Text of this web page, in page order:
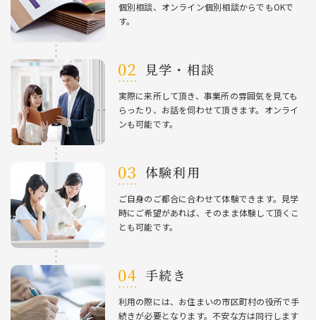
個別相談、オンライン個別相談からでもOKで
す。
⾒学・相談
実際に来所して頂き、事業所の雰囲気を⾒ても
らったり、お話を伺わせて頂きます。オンライ
ンも可能です。
体験利⽤
ご⾃⾝のご都合に合わせて体験できます。⾒学
時にご希望があれば、そのまま体験して頂くこ
とも可能です。
⼿続き
利⽤の際には、お住まいの市区町村の役所で⼿
続きが必要となります。不安な⽅は同⾏します